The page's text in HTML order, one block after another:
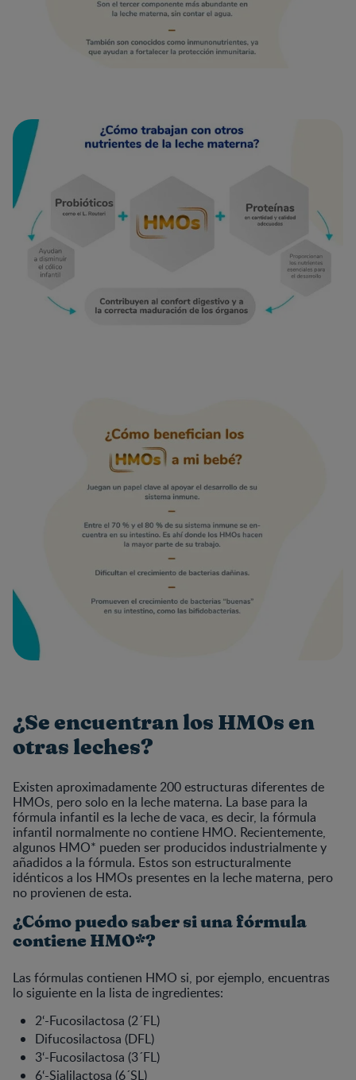
¿Se encuentran los HMOs en
otras leches?
Existen aproximadamente 200 estructuras diferentes de
HMOs, pero solo en la leche materna. La base para la
fórmula infantil es la leche de vaca, es decir, la fórmula
infantil normalmente no contiene HMO. Recientemente,
algunos HMO* pueden ser producidos industrialmente y
añadidos a la fórmula. Estos son estructuralmente
idénticos a los HMOs presentes en la leche materna, pero
no provienen de esta.
¿Cómo puedo saber si una fórmula
contiene HMO*?
Las fórmulas contienen HMO si, por ejemplo, encuentras
lo siguiente en la lista de ingredientes:
2‘-Fucosilactosa (2´FL)
Difucosilactosa (DFL)
3‘-Fucosilactosa (3´FL)
6‘-Sialilactosa (6´SL)